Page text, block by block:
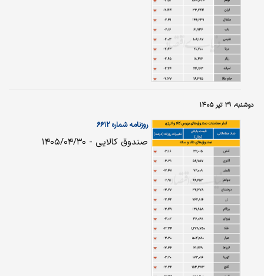
دوشنبه، ۲۹ تیر ۱۴۰۵
روزنامه شماره ۶۶۱۲
صندوق کالایی - ۱۴۰۵/۰۴/۳۰